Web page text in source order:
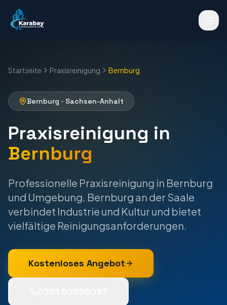
Startseite Praxisreinigung Bernburg
Bernburg · Sachsen-Anhalt
Praxisreinigung in
Bernburg
Professionelle Praxisreinigung in Bernburg
und Umgebung. Bernburg an der Saale
verbindet Industrie und Kultur und bietet
vielfältige Reinigungsanforderungen.
Kostenloses Angebot